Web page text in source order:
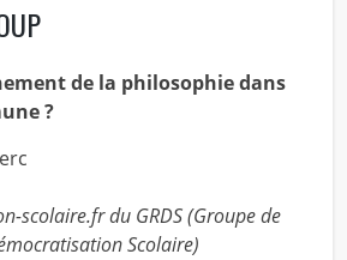
de la philosophie dans
?
scolaire.fr du GRDS (Groupe de
Scolaire)